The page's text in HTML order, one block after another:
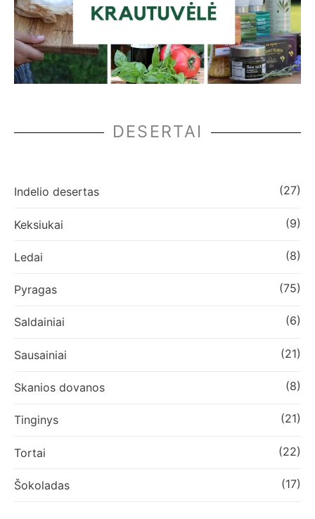
DESERTAI
Indelio desertas (27)
Keksiukai (9)
Ledai (8)
Pyragas (75)
Saldainiai (6)
Sausainiai (21)
Skanios dovanos (8)
Tinginys (21)
Tortai (22)
Šokoladas (17)